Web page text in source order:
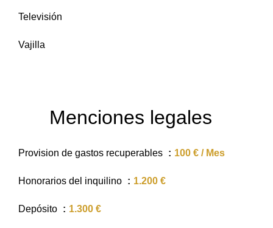
Televisión
Vajilla
Menciones legales
Provision de gastos recuperables 100 € / Mes
Honorarios del inquilino 1.200 €
Depósito 1.300 €